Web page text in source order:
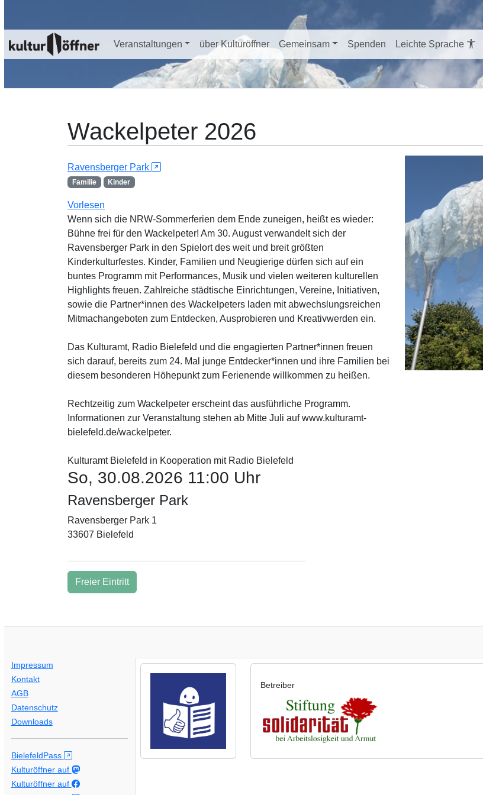
Veranstaltungen über Kulturöffner Gemeinsam Spenden Leichte Sprache
Wackelpeter 2026
Ravensberger Park
Familie Kinder
Vorlesen
Wenn sich die NRW-Sommerferien dem Ende zuneigen, heißt es wieder:
Bühne frei für den Wackelpeter! Am 30. August verwandelt sich der
Ravensberger Park in den Spielort des weit und breit größten
Kinderkulturfestes. Kinder, Familien und Neugierige dürfen sich auf ein
buntes Programm mit Performances, Musik und vielen weiteren kulturellen
Highlights freuen. Zahlreiche städtische Einrichtungen, Vereine, Initiativen,
sowie die Partner*innen des Wackelpeters laden mit abwechslungsreichen
Mitmachangeboten zum Entdecken, Ausprobieren und Kreativwerden ein.
Das Kulturamt, Radio Bielefeld und die engagierten Partner*innen freuen
sich darauf, bereits zum 24. Mal junge Entdecker*innen und ihre Familien bei
diesem besonderen Höhepunkt zum Ferienende willkommen zu heißen.
Rechtzeitig zum Wackelpeter erscheint das ausführliche Programm.
Informationen zur Veranstaltung stehen ab Mitte Juli auf www.kulturamt-
bielefeld.de/wackelpeter.
Kulturamt Bielefeld in Kooperation mit Radio Bielefeld
So, 30.08.2026 11:00 Uhr
Ravensberger Park
Ravensberger Park 1
33607 Bielefeld
Freier Eintritt
Impressum
Kontakt
AGB
Datenschutz
Downloads
BielefeldPass
Kulturöffner auf
Kulturöffner auf
Betreiber